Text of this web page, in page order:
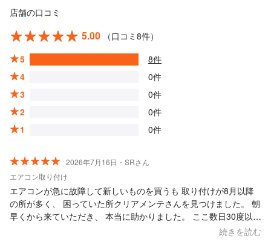
店舗の口コミ
5.00
（口コミ8件）
5
8件
4
0件
3
0件
2
0件
1
0件
2026年7月16日・SRさん
エアコン取り付け
エアコンが急に故障して新しいものを買うも 取り付けが8月以降
の所が多く、 困っていた所クリアメンテさんを見つけました。 朝
早くから来ていただき、 本当に助かりました。 ここ数日30度以上
の日が続いており 日中は小さい子供と一緒に商業施設に 避難して
続きを読む